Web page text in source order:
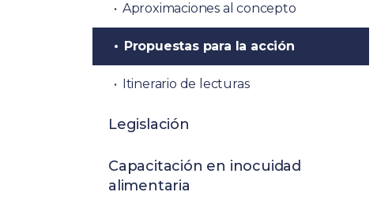
Aproximaciones al concepto
Propuestas para la acción
Itinerario de lecturas
Legislación
Capacitación en inocuidad
alimentaria